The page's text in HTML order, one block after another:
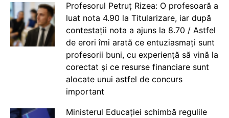
Profesorul Petruț Rizea: O profesoară a
luat nota 4.90 la Titularizare, iar după
contestații nota a ajuns la 8.70 / Astfel
de erori îmi arată ce entuziasmați sunt
profesorii buni, cu experiență să vină la
corectat și ce resurse financiare sunt
alocate unui astfel de concurs
important
Ministerul Educației schimbă regulile